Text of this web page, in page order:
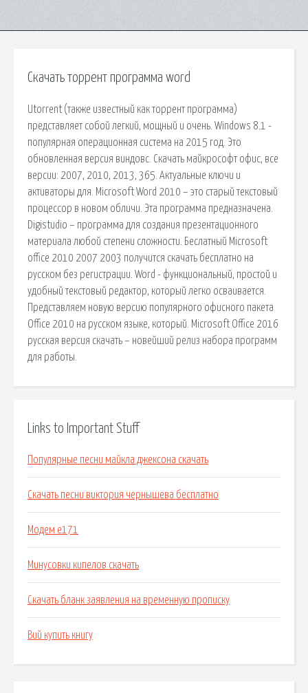
Скачать торрент программа word
Utorrent (также известный как торрент программа)
представляет собой легкий, мощный и очень. Windows 8.1 -
популярная операционная система на 2015 год. Это
обновленная версия виндовс. Скачать майкрософт офис, все
версии: 2007, 2010, 2013, 365. Актуальные ключи и
активаторы для. Microsoft Word 2010 – это старый текстовый
процессор в новом обличи. Эта программа предназначена.
Digistudio – программа для создания презентационного
материала любой степени сложности. Беслатный Microsoft
office 2010 2007 2003 получится скачать бесплатно на
русском без регистрации. Word - функциональный, простой и
удобный текстовый редактор, который легко осваивается.
Представляем новую версию популярного офисного пакета
Office 2010 на русском языке, который. Microsoft Office 2016
русская версия скачать – новейший релиз набора программ
для работы.
Links to Important Stuff
Популярные песни майкла джексона скачать
Скачать песни виктория чернышева бесплатно
Модем е171
Минусовки кипелов скачать
Скачать бланк заявления на временную прописку
Вий купить книгу